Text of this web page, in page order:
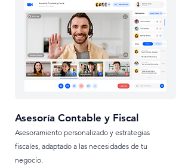
Asesoría Contable y Fiscal
Asesoramiento personalizado y estrategias
fiscales, adaptado a las necesidades de tu
negocio.